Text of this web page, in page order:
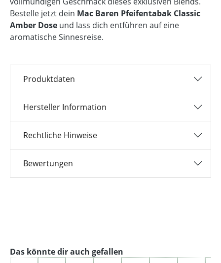
Bestelle jetzt dein Mac Baren Pfeifentabak Classic
Amber Dose und lass dich entführen auf eine
aromatische Sinnesreise.
Produktdaten
Hersteller Information
Rechtliche Hinweise
Bewertungen
Produktgalerie überspringen
Das könnte dir auch gefallen